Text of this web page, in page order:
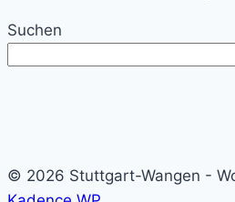
Suchen
© 2026 Stuttgart-Wangen -